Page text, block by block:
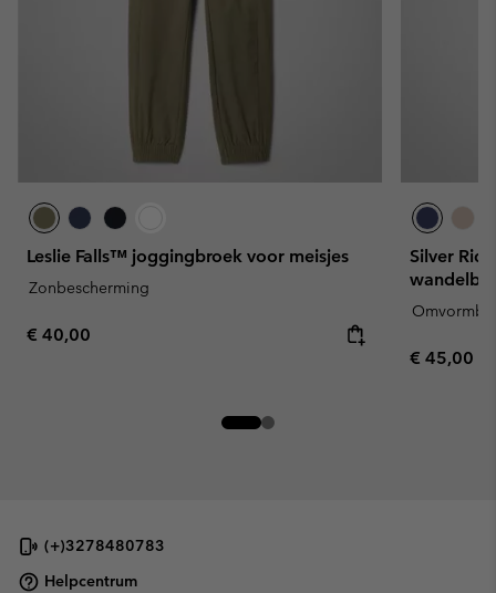
Leslie Falls™ joggingbroek voor meisjes
Zonbescherming
Regular price:
€ 40,00
Silver
Regular
€ 45,00
(+)3278480783
Helpcentrum